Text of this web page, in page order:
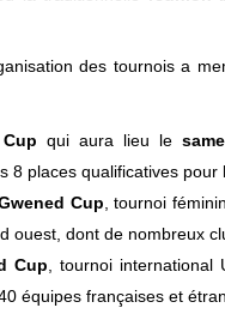
des tournois a
qui aura lieu le
8 places qualificatives pour
Cup , tournoi
ouest, dont de nombreux
Cup , tournoi
40 équipes françaises et